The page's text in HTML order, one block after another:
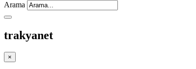
Arama
trakyanet
×